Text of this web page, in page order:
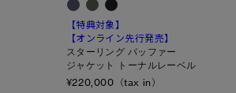
ベージュ/ブラウン系
プリント/その他
オレンジ系
【特典対象】
【オンライン先行発売】
スターリング パッファー
ジャケット トーナルレーベル
¥220,000（tax in）